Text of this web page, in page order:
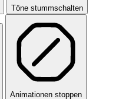
Töne stummschalten
Animationen stoppen